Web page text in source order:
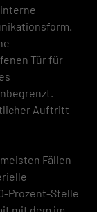
Tür für
Auftritt
Fällen
Prozent-Stelle
mit dem im